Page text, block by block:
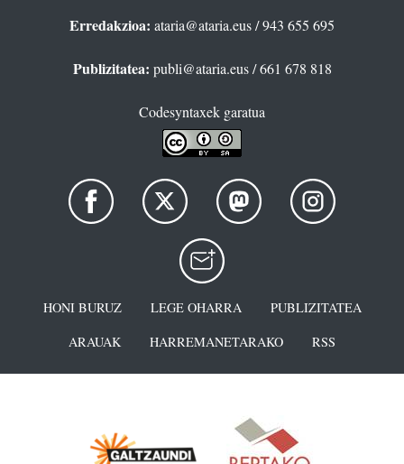
Erredakzioa: ataria@ataria.eus/ 943 655 695
Publizitatea: publi@ataria.eus/ 661 678 818
Codesyntaxek garatua
HONI BURUZ LEGE OHARRA
PUBLIZITATEA
ARAUAK
HARREMANETARAKO RSS